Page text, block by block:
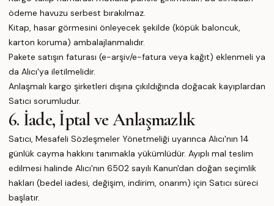
ödeme havuzu serbest bırakılmaz.
Kitap, hasar görmesini önleyecek şekilde (köpük baloncuk,
karton koruma) ambalajlanmalıdır.
Pakete satışın faturası (e-arşiv/e-fatura veya kağıt) eklenmeli ya
da Alıcı'ya iletilmelidir.
Anlaşmalı kargo şirketleri dışına çıkıldığında doğacak kayıplardan
Satıcı sorumludur.
6. İade, İptal ve Anlaşmazlık
Satıcı, Mesafeli Sözleşmeler Yönetmeliği uyarınca Alıcı'nın 14
günlük cayma hakkını tanımakla yükümlüdür. Ayıplı mal teslim
edilmesi halinde Alıcı'nın 6502 sayılı Kanun'dan doğan seçimlik
hakları (bedel iadesi, değişim, indirim, onarım) için Satıcı süreci
başlatır.